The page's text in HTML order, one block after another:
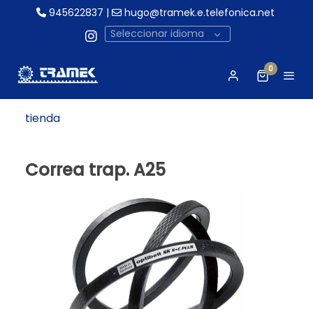
945622837 |
hugo@tramek.e.telefonica.net
Seleccionar idioma
0
tienda
Correa trap. A25